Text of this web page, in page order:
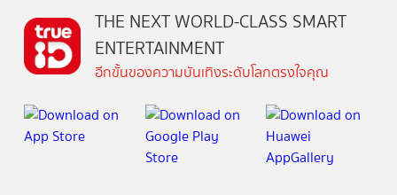
THE NEXT WORLD-CLASS SMART
ENTERTAINMENT
อีกขั้นของความบันเทิงระดับโลกตรงใจคุณ